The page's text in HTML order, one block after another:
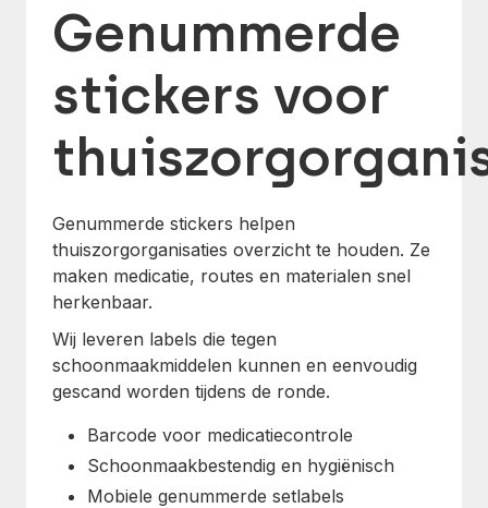
Genummerde
stickers voor
Genummerde stickers helpen
thuiszorgorganisaties overzicht te houden. Ze
maken medicatie, routes en materialen snel
herkenbaar.
Wij leveren labels die tegen
schoonmaakmiddelen kunnen en eenvoudig
gescand worden tijdens de ronde.
Barcode voor medicatiecontrole
Schoonmaakbestendig en hygiënisch
Mobiele genummerde setlabels